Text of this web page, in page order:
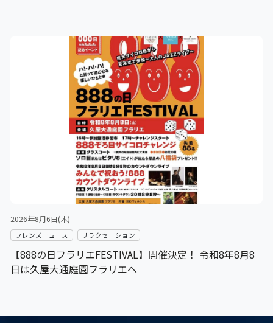
2026年8月6日(木)
フレンズニュース リラクセーション
【888の日フラリエFESTIVAL】開催決定！ 令和8年8月8
日は久屋大通庭園フラリエへ